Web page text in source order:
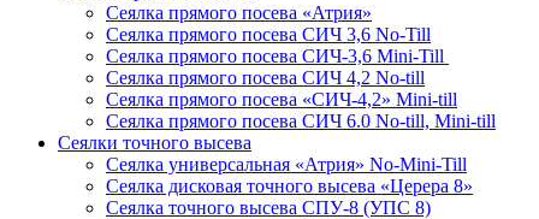
Сеялка прямого посева «Атрия»
Сеялка прямого посева СИЧ 3,6 No-Till
Сеялка прямого посева СИЧ-3,6 Mini-Till
Сеялка прямого посева СИЧ 4,2 No-till
Сеялка прямого посева «СИЧ-4,2» Mini-till
Сеялка прямого посева СИЧ 6.0 No-till, Mini-till
Сеялки точного высева
Сеялка универсальная «Атрия» No-Mini-Till
Сеялка дисковая точного высева «Церера 8»
Сеялка точного высева СПУ-8 (УПС 8)